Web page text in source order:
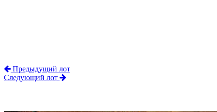
Предыдущий лот
Следующий лот